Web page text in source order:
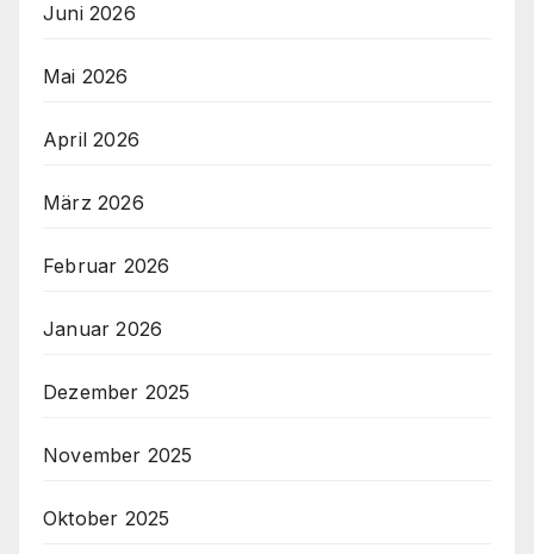
Juni 2026
Mai 2026
April 2026
März 2026
Februar 2026
Januar 2026
Dezember 2025
November 2025
Oktober 2025